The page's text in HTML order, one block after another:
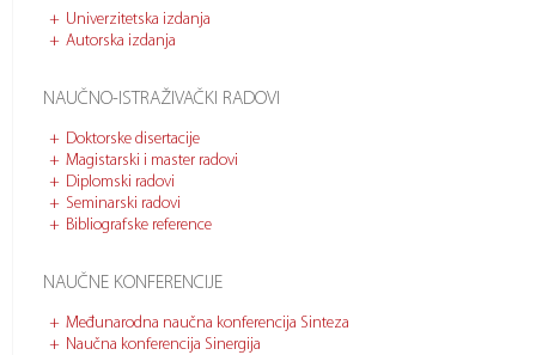
Univerzitetska izdanja
Autorska izdanja
NAUČNO-ISTRAŽIVAČKI RADOVI
Doktorske disertacije
Magistarski i master radovi
Diplomski radovi
Seminarski radovi
Bibliografske reference
NAUČNE KONFERENCIJE
Međunarodna naučna konferencija Sinteza
Naučna konferencija Sinergija